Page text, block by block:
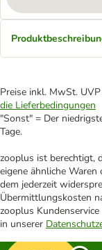
Preise inkl. MwSt.
die Lieferbedingungen
"Sonst" = Der
Tage.
zooplus ist berechtigt,
eigene ähnliche
dem jederzeit
Übermittlungskosten
zooplus
in unserer